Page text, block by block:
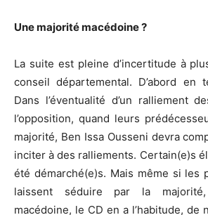
Une majorité macédoine ?
La suite est pleine d’incertitude à
conseil départemental. D’abord en
Dans l’éventualité d’un ralliement
l’opposition, quand leurs
majorité, Ben Issa Ousseni devra
inciter à des ralliements. Certain(e)s
été démarché(e)s. Mais même si les
laissent séduire par la
macédoine, le CD en a l’habitude, de